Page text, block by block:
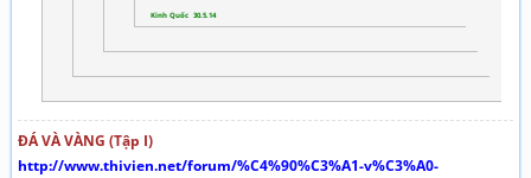
Kinh Quốc 30.5.14
ĐÁ VÀ VÀNG (Tập I)
http://www.thivien.net/forum/%C4%90%C3%A1-v%C3%A0-